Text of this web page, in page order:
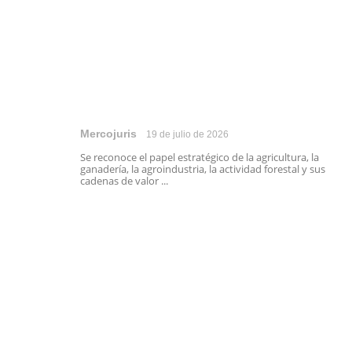
Mercojuris 19 de julio de 2026
Se reconoce el papel estratégico de la agricultura, la
ganadería, la agroindustria, la actividad forestal y sus
cadenas de valor ...